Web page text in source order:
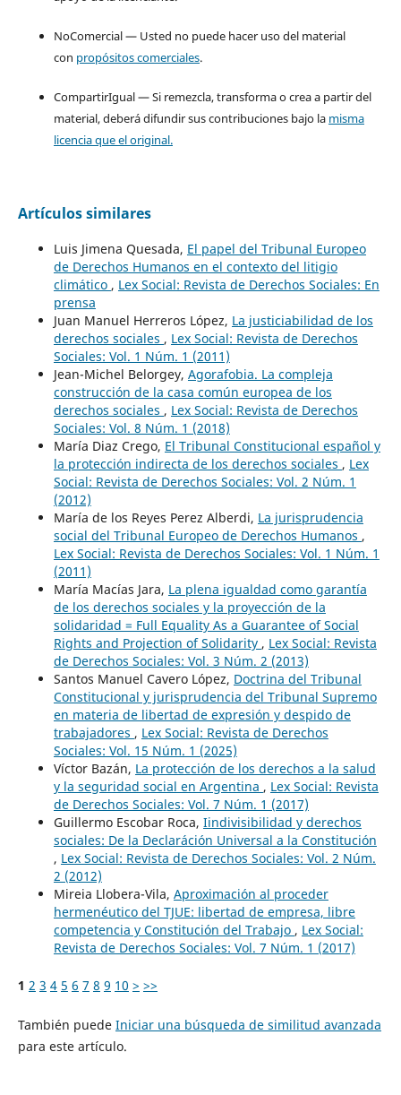
NoComercial — Usted no puede hacer uso del material
con propósitos comerciales.
CompartirIgual — Si remezcla, transforma o crea a partir del
material, deberá difundir sus contribuciones bajo la misma
licencia que el original.
Artículos similares
Luis Jimena Quesada, El papel del Tribunal Europeo
de Derechos Humanos en el contexto del litigio
climático , Lex Social: Revista de Derechos Sociales: En
prensa
Juan Manuel Herreros López, La justiciabilidad de los
derechos sociales , Lex Social: Revista de Derechos
Sociales: Vol. 1 Núm. 1 (2011)
Jean-Michel Belorgey, Agorafobia. La compleja
construcción de la casa común europea de los
derechos sociales , Lex Social: Revista de Derechos
Sociales: Vol. 8 Núm. 1 (2018)
María Diaz Crego, El Tribunal Constitucional español y
la protección indirecta de los derechos sociales , Lex
Social: Revista de Derechos Sociales: Vol. 2 Núm. 1
(2012)
María de los Reyes Perez Alberdi, La jurisprudencia
social del Tribunal Europeo de Derechos Humanos ,
Lex Social: Revista de Derechos Sociales: Vol. 1 Núm. 1
(2011)
María Macías Jara, La plena igualdad como garantía
de los derechos sociales y la proyección de la
solidaridad = Full Equality As a Guarantee of Social
Rights and Projection of Solidarity , Lex Social: Revista
de Derechos Sociales: Vol. 3 Núm. 2 (2013)
Santos Manuel Cavero López, Doctrina del Tribunal
Constitucional y jurisprudencia del Tribunal Supremo
en materia de libertad de expresión y despido de
trabajadores , Lex Social: Revista de Derechos
Sociales: Vol. 15 Núm. 1 (2025)
Víctor Bazán, La protección de los derechos a la salud
y la seguridad social en Argentina , Lex Social: Revista
de Derechos Sociales: Vol. 7 Núm. 1 (2017)
Guillermo Escobar Roca, Iindivisibilidad y derechos
sociales: De la Declaráción Universal a la Constitución
, Lex Social: Revista de Derechos Sociales: Vol. 2 Núm.
2 (2012)
Mireia Llobera-Vila, Aproximación al proceder
hermenéutico del TJUE: libertad de empresa, libre
competencia y Constitución del Trabajo , Lex Social:
Revista de Derechos Sociales: Vol. 7 Núm. 1 (2017)
1 2 3 4 5 6 7 8 9 10 > >>
También puede Iniciar una búsqueda de similitud avanzada
para este artículo.